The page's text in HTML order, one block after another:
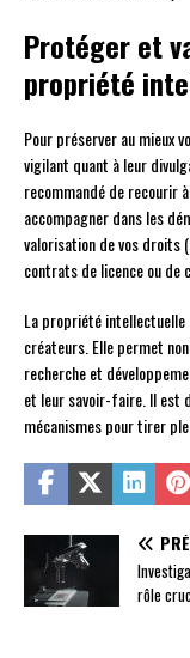
Protéger et
propriété
Pour préserver au mieux
vigilant quant à leur
recommandé de recourir
accompagner dans les
valorisation de vos droits
contrats de licence ou de
La propriété
créateurs. Elle permet
recherche et
et leur savoir-faire. Il est
mécanismes pour tirer
rôle